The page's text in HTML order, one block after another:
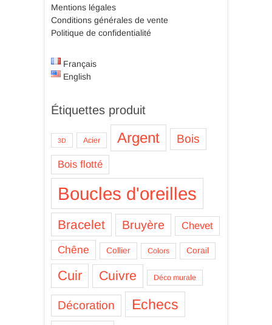
Mentions légales
Conditions générales de vente
Politique de confidentialité
Français
English
Étiquettes produit
3D Acier Argent Bois
Bois flotté
Boucles d'oreilles
Bracelet Bruyère Chevet
Chêne Collier Colors Corail
Cuir Cuivre Déco murale
Décoration Echecs